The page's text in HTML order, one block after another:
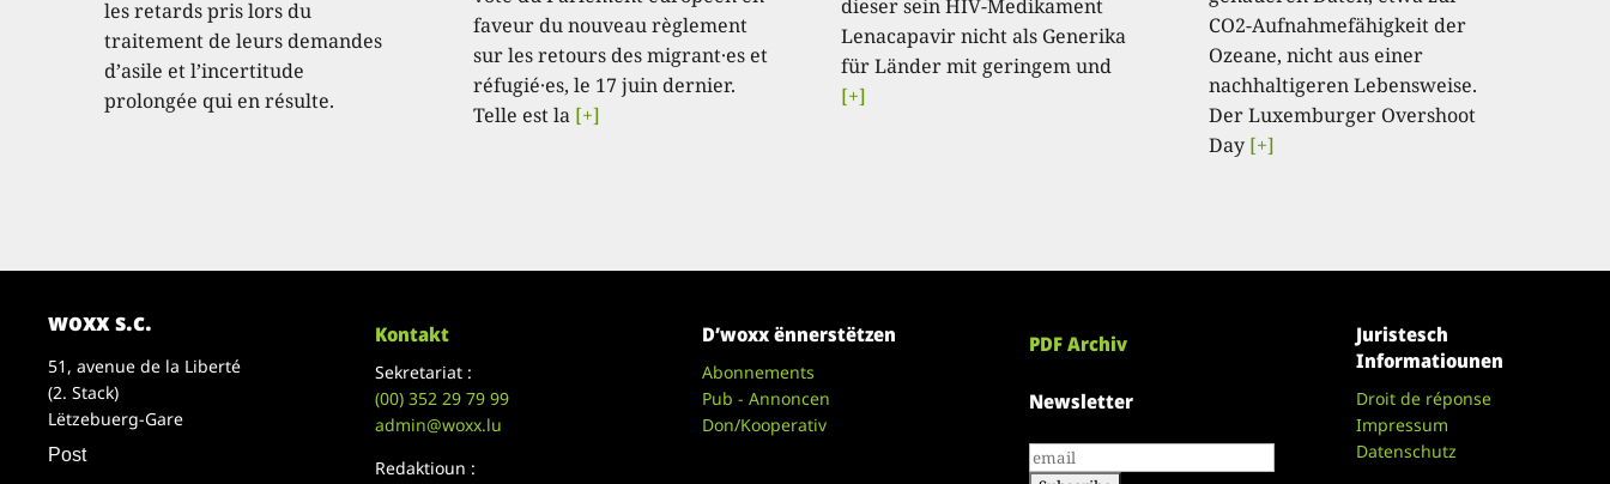
les retards pris lors du
traitement de leurs demandes
d’asile et l’incertitude
prolongée qui en résulte.
faveur du nouveau règlement
sur les retours des migrant·es et
réfugié·es, le 17 juin dernier.
Telle est la [+]
dieser sein HIV-Medikament
Lenacapavir nicht als Generika
für Länder mit geringem und
[+]
CO2-Aufnahmefähigkeit der
Ozeane, nicht aus einer
nachhaltigeren Lebensweise.
Der Luxemburger Overshoot
Day [+]
woxx s.c.
51, avenue de la Liberté
(2. Stack)
Lëtzebuerg-Gare
Post
Kontakt
Sekretariat :
(00)352 29 79 99
admin@woxx.lu
Redaktioun :
D’woxx ënnerstëtzen
Abonnements
Pub - Annoncen
Don/Kooperativ
PDF Archiv
Newsletter
Juristesch
Informatiounen
Droit de réponse
Impressum
Datenschutz